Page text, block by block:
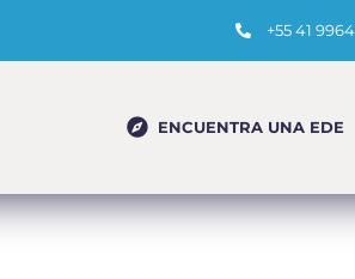
+55 41
ENCUENTRA UNA EDE